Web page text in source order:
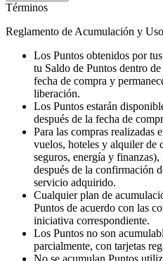
Términos
Reglamento de Acumulación y
Los Puntos obtenidos por
tu Saldo de Puntos dentro
fecha de compra y
liberación.
Los Puntos estarán
después de la fecha de
Para las compras realizadas
vuelos, hoteles y alquiler de
seguros, energía y
después de la confirmación
servicio adquirido.
Cualquier plan de
Puntos de acuerdo con las
iniciativa correspondiente.
Los Puntos no son
parcialmente, con tarjetas
No se acumulan Puntos